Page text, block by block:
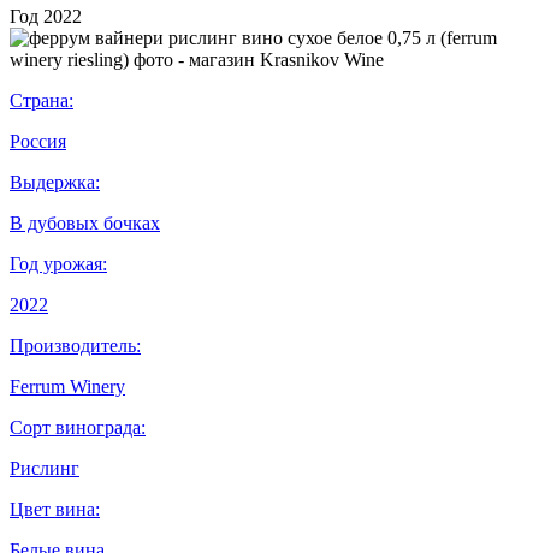
Год 2022
Страна:
Россия
Выдержка:
В дубовых бочках
Год урожая:
2022
Производитель:
Ferrum Winery
Сорт винограда:
Рислинг
Цвет вина: